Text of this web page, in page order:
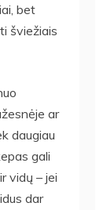
bet
šviežiais
ar
daugiau
gali
vidų – jei
dar